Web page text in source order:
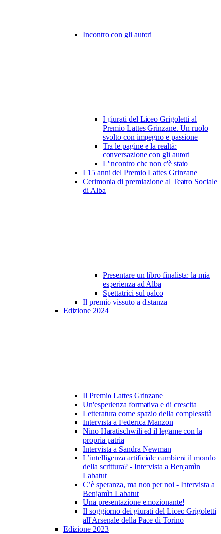
Incontro con gli autori
I giurati del Liceo Grigoletti al
Premio Lattes Grinzane. Un ruolo
svolto con impegno e passione
Tra le pagine e la realtà:
conversazione con gli autori
L'incontro che non c'è stato
I 15 anni del Premio Lattes Grinzane
Cerimonia di premiazione al Teatro Sociale
di Alba
Presentare un libro finalista: la mia
esperienza ad Alba
Spettatrici sul palco
Il premio vissuto a distanza
Edizione 2024
Il Premio Lattes Grinzane
Un'esperienza formativa e di crescita
Letteratura come spazio della complessità
Intervista a Federica Manzon
Nino Haratischwili ed il legame con la
propria patria
Intervista a Sandra Newman
L’intelligenza artificiale cambierà il mondo
della scrittura? - Intervista a Benjamìn
Labatut
C’è speranza, ma non per noi - Intervista a
Benjamìn Labatut
Una presentazione emozionante!
Il soggiorno dei giurati del Liceo Grigoletti
all'Arsenale della Pace di Torino
Edizione 2023